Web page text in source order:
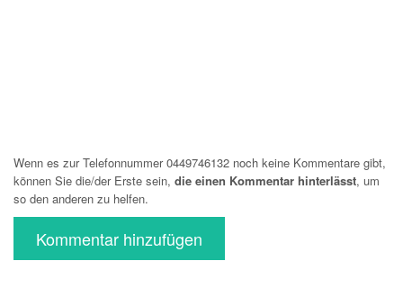
Wenn es zur Telefonnummer 0449746132 noch keine Kommentare gibt,
können Sie die/der Erste sein, die einen Kommentar hinterlässt, um
so den anderen zu helfen.
Kommentar hinzufügen